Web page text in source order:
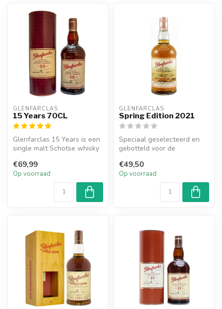
GLENFARCLAS
15 Years 70CL
Glenfarclas 15 Years is een
single malt Schotse whisky
€69,99
Op voorraad
GLENFARCLAS
Spring Edition 2021
Speciaal geselecteerd en
gebotteld voor de
whisky is een e...
€49,50
Op voorraad